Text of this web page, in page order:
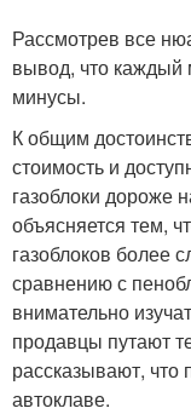
Рассмотрев все
вывод, что каждый
минусы.
К общим
стоимость и
газоблоки дороже
объясняется тем,
газоблоков более
сравнению с
внимательно
продавцы путают
рассказывают, что
автоклаве.